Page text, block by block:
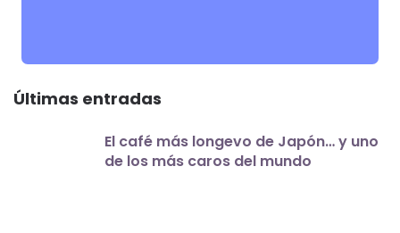
Últimas entradas
El café más longevo de Japón… y uno
de los más caros del mundo